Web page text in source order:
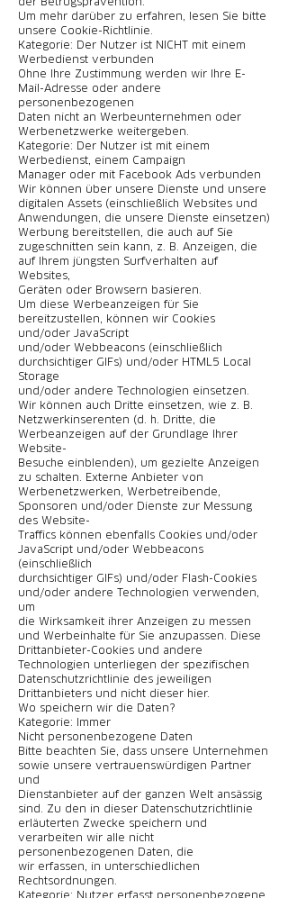
Um mehr darüber zu erfahren, lesen Sie bitte
unsere Cookie-Richtlinie.
Kategorie: Der Nutzer ist NICHT mit einem
Werbedienst verbunden
Ohne Ihre Zustimmung werden wir Ihre E-
Mail-Adresse oder andere
personenbezogenen
Daten nicht an Werbeunternehmen oder
Werbenetzwerke weitergeben.
Kategorie: Der Nutzer ist mit einem
Werbedienst, einem Campaign
Manager oder mit Facebook Ads verbunden
Wir können über unsere Dienste und unsere
digitalen Assets (einschließlich Websites und
Anwendungen, die unsere Dienste einsetzen)
Werbung bereitstellen, die auch auf Sie
zugeschnitten sein kann, z. B. Anzeigen, die
auf Ihrem jüngsten Surfverhalten auf
Websites,
Geräten oder Browsern basieren.
Um diese Werbeanzeigen für Sie
bereitzustellen, können wir Cookies
und/oder JavaScript
und/oder Webbeacons (einschließlich
durchsichtiger GIFs) und/oder HTML5 Local
Storage
und/oder andere Technologien einsetzen.
Wir können auch Dritte einsetzen, wie z. B.
Netzwerkinserenten (d. h. Dritte, die
Werbeanzeigen auf der Grundlage Ihrer
Website-
Besuche einblenden), um gezielte Anzeigen
zu schalten. Externe Anbieter von
Werbenetzwerken, Werbetreibende,
Sponsoren und/oder Dienste zur Messung
des Website-
Traffics können ebenfalls Cookies und/oder
JavaScript und/oder Webbeacons
(einschließlich
durchsichtiger GIFs) und/oder Flash-Cookies
und/oder andere Technologien verwenden,
um
die Wirksamkeit ihrer Anzeigen zu messen
und Werbeinhalte für Sie anzupassen. Diese
Drittanbieter-Cookies und andere
Technologien unterliegen der spezifischen
Datenschutzrichtlinie des jeweiligen
Drittanbieters und nicht dieser hier.
Wo speichern wir die Daten?
Kategorie: Immer
Nicht personenbezogene Daten
Bitte beachten Sie, dass unsere Unternehmen
sowie unsere vertrauenswürdigen Partner
und
Dienstanbieter auf der ganzen Welt ansässig
sind. Zu den in dieser Datenschutzrichtlinie
erläuterten Zwecke speichern und
verarbeiten wir alle nicht
personenbezogenen Daten, die
wir erfassen, in unterschiedlichen
Rechtsordnungen.
Kategorie: Nutzer erfasst personenbezogene